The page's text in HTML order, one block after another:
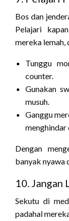
Bos dan
Pelajari
mereka lemah,
Tunggu
counter.
Gunakan
musuh.
Ganggu
menghindar
Dengan
banyak nyawa
10. Jangan
Sekutu di
padahal